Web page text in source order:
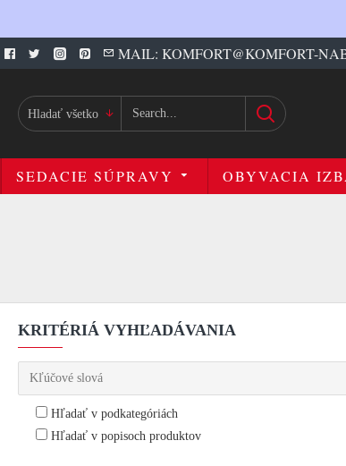
MAIL: KOMFORT@KOMFORT-
Hladať všetko
SEDACIE SÚPRAVY OBYVACIA
KRITÉRIÁ VYHĽADÁVANIA
Hľadať v podkategóriách
Hľadať v popisoch produktov